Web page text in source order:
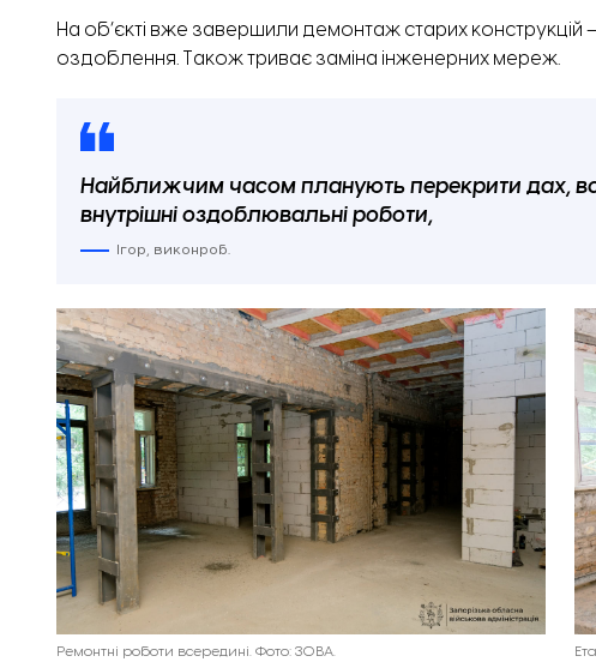
На об’єкті вже завершили демонтаж старих конструкцій
оздоблення. Також триває заміна інженерних мереж.
Найближчим часом планують перекрити дах,
внутрішні оздоблювальні роботи,
Ігор, виконроб.
Ремонтні роботи всередині. Фото: ЗОВА.